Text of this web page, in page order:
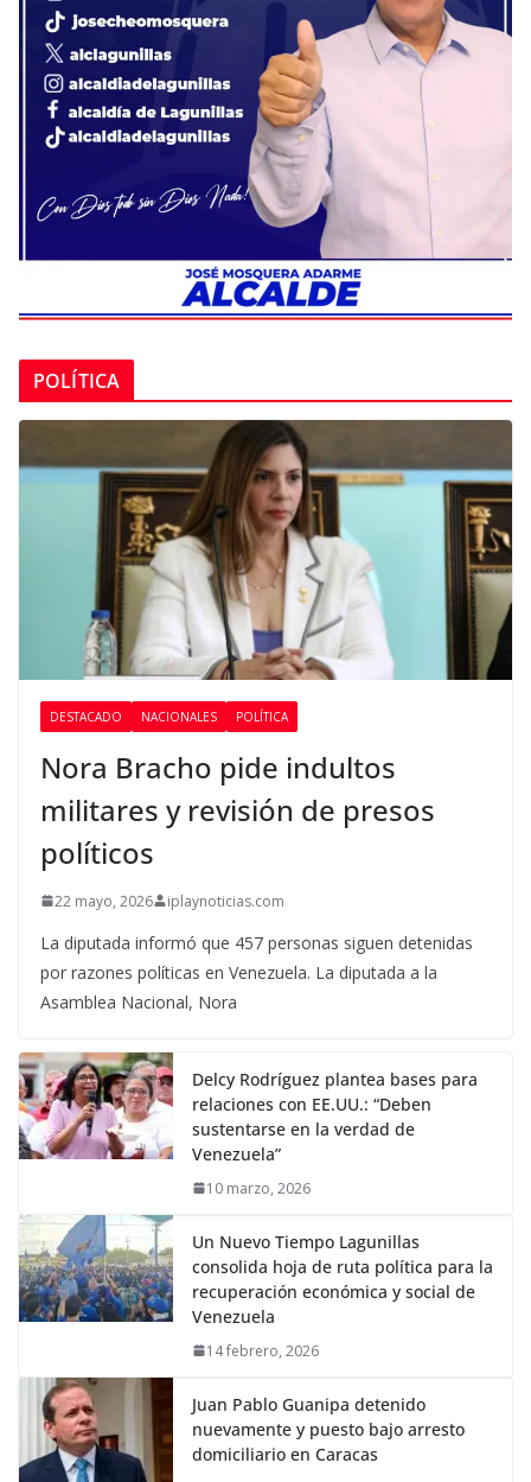
POLÍTICA
DESTACADO NACIONALES POLÍTICA
Nora Bracho pide indultos
militares y revisión de presos
políticos
22 mayo, 2026 iplaynoticias.com
La diputada informó que 457 personas siguen detenidas
por razones políticas en Venezuela. La diputada a la
Asamblea Nacional, Nora
Delcy Rodríguez plantea bases para
relaciones con EE.UU.: “Deben
sustentarse en la verdad de
Venezuela”
10 marzo, 2026
Un Nuevo Tiempo Lagunillas
consolida hoja de ruta política para la
recuperación económica y social de
Venezuela
14 febrero, 2026
Juan Pablo Guanipa detenido
nuevamente y puesto bajo arresto
domiciliario en Caracas